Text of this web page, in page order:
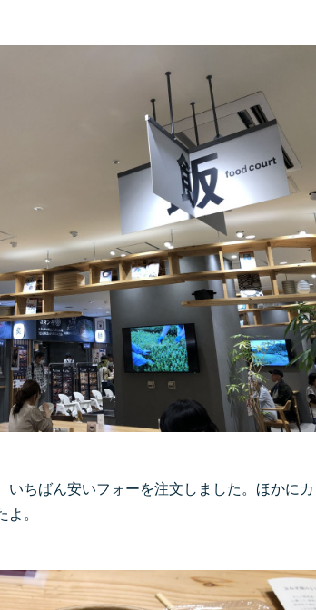
いちばん安いフォーを注文しました。ほかにカ
。